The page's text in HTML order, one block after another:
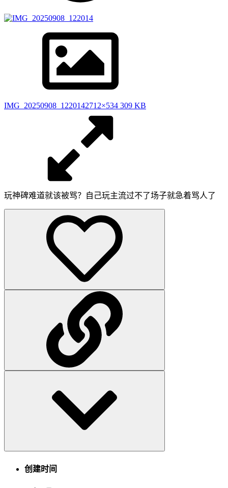
IMG_20250908_1220142712×534 309 KB
玩神碑难道就该被骂？自己玩主流过不了场子就急着骂人了
创建时间